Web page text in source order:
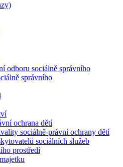
odboru sociálně správního
správního
ochrana dětí
sociálně-právní ochrany dětí
sociálních služeb
prostředí